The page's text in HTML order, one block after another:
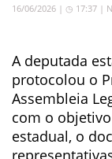
16/06/2026 | ◷ 17:37 |
A deputada
protocolou o
Assembleia
com o
estadual, o